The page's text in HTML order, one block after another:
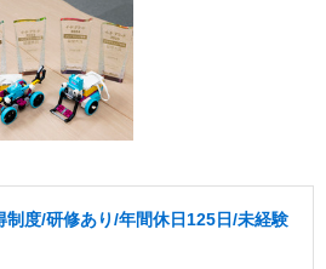
制度/研修あり/年間休日125日/未経験